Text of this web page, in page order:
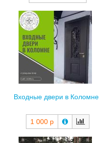
Входные двери в Коломне
1 000 р